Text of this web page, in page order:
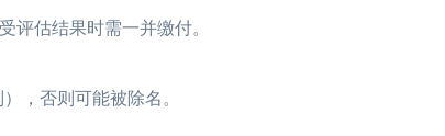
估结果时需一并缴付。
，否则可能被除名。